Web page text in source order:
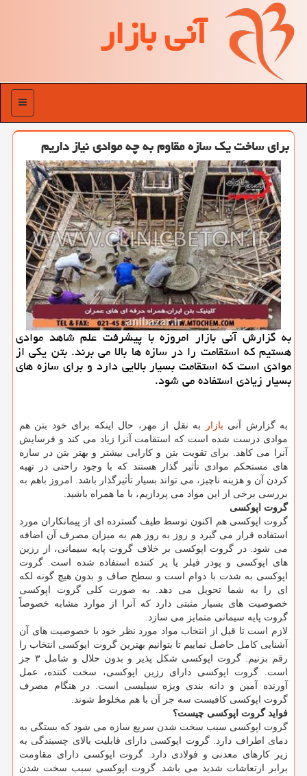
آنی بازار
منو
برای ساخت یك سازه مقاوم به چه موادی نیاز داریم
به گزارش آنی بازار امروزه با پیشرفت علم شاهد موادی
هستیم كه استقامت را در سازه ها بالا می برند. بتن یكی از
موادی است كه استقامت بسیار بالایی دارد و برای سازه های
بسیار زیادی استفاده می شود.
به گزارش آنی بازار
به نقل از مهر، حال اینكه برای خود بتن هم
موادی درست شده است كه استقامت آنرا زیاد می كند و فرسایش
آنرا می كاهد. برای تقویت بتن و كارایی بیشتر و بهتر بتن در سازه
های مستحكم موادی تأثیر گذار هستند كه با وجود راحتی در تهیه
كردن آن و هزینه ناچیز، می تواند بسیار تأثیرگذار باشد. امروز باهم به
بررسی برخی از این مواد می پردازیم، با ما همراه باشید.
گروت اپوكسی
گروت اپوكسی هم اكنون توسط طیف گسترده ای از پیمانكاران مورد
استفاده قرار می گیرد و روز به روز هم به میزان مصرف آن اضافه
می شود. در گروت اپوكسی بر خلاف گروت پایه سیمانی، از رزین
های اپوكسی و پودر فیلر یا پر كننده استفاده شده است. گروت
اپوكسی به شدت با دوام است و سطح صاف و بدون هیچ گونه لكه
ای را به شما تحویل می دهد. به صورت كلی گروت اپوكسی
خصوصیت های بسیار مثبتی دارد كه آنرا از موارد مشابه خصوصاً
گروت پایه سیمانی متمایز می سازد.
لازم است تا قبل از انتخاب مواد مورد نظر خود با خصوصیت های آن
آشنایی كامل حاصل نماییم تا بتوانیم بهترین گروت اپوكسی انتخاب را
رقم بزنیم. گروت اپوكسی شكل پذیر و بدون حلال و شامل ۳ جز
است. گروت اپوكسی دارای رزین اپوكسی، سخت كننده، عمل
آورنده آمین و دانه بندی ویژه سیلیسی است. در هنگام مصرف
گروت اپوكسی كافیست سه جز آن با هم مخلوط شوند.
فواید گروت اپوكسی چیست؟
گروت اپوكسی سبب سخت شدن سریع سازه می شود كه بستگی به
دمای اطراف دارد. گروت اپوكسی دارای قابلیت بالای چسبندگی به
زیر كارهای معدنی و فولادی دارد. گروت اپوكسی دارای مقاومت
برابر ارتعاشات شدید می باشد. گروت اپوكسی سبب سخت شدن